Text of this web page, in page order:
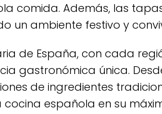
comida. Además, las
un ambiente festivo y
de España, con cada
gastronómica única.
de ingredientes
española en su